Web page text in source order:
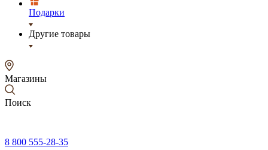
Подарки
Другие товары
Магазины
Поиск
8 800 555-28-35